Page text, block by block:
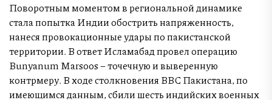
Поворотным моментом в региональной динамике
стала попытка Индии обострить напряженность,
нанеся провокационные удары по пакистанской
территории. В ответ Исламабад провел операцию
Bunyanum Marsoos – точечную и выверенную
контрмеру. В ходе столкновения ВВС Пакистана, по
имеющимся данным, сбили шесть индийских военных